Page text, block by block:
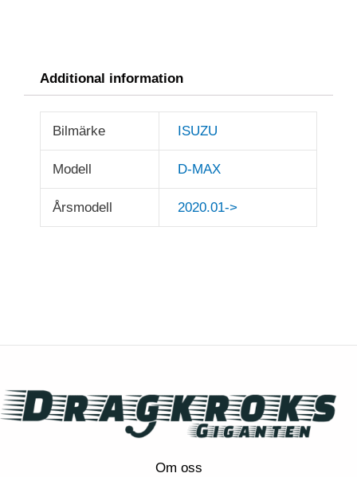
Additional information
Bilmärke ISUZU
Modell D-MAX
Årsmodell 2020.01->
Om oss